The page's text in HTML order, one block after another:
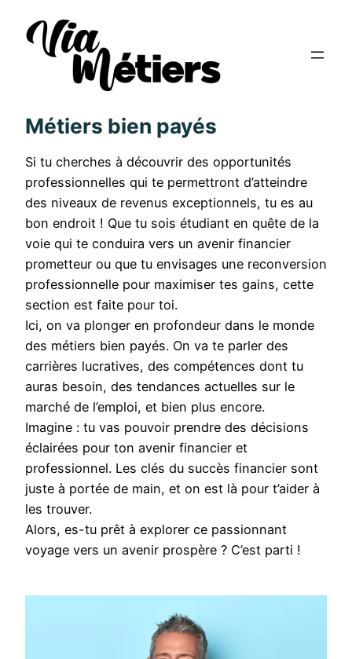
Métiers bien payés
Si tu cherches à découvrir des opportunités
professionnelles qui te permettront d’atteindre
des niveaux de revenus exceptionnels, tu es au
bon endroit ! Que tu sois étudiant en quête de la
voie qui te conduira vers un avenir financier
prometteur ou que tu envisages une reconversion
professionnelle pour maximiser tes gains, cette
section est faite pour toi.
Ici, on va plonger en profondeur dans le monde
des métiers bien payés. On va te parler des
carrières lucratives, des compétences dont tu
auras besoin, des tendances actuelles sur le
marché de l’emploi, et bien plus encore.
Imagine : tu vas pouvoir prendre des décisions
éclairées pour ton avenir financier et
professionnel. Les clés du succès financier sont
juste à portée de main, et on est là pour t’aider à
les trouver.
Alors, es-tu prêt à explorer ce passionnant
voyage vers un avenir prospère ? C’est parti !